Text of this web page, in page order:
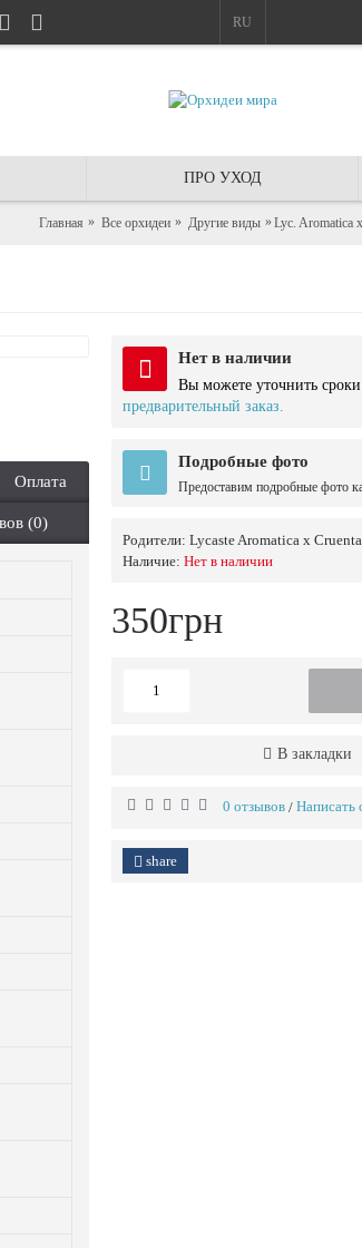
RU
ПРО УХОД
Главная Все орхидеи Другие виды Lyc. Aromatica
Оплата
(0)
Нет в наличии
Вы можете уточнить
предварительный заказ.
Подробные фото
Предоставим подробные фото
Родители: Lycaste Aromatica x Cruenta
Наличие: Нет в наличии
350грн
В закладки
0 отзывов / Написать
share